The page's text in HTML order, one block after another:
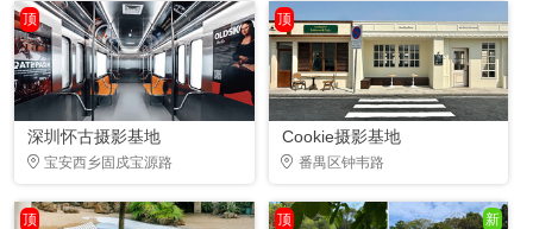
顶
深圳怀古摄影基地
宝安西乡固戍宝源路
顶
Cookie摄影基地
番禺区钟韦路
顶 新
顶